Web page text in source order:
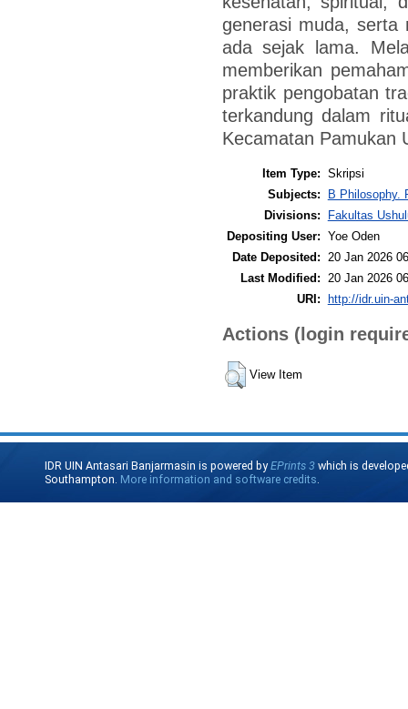
generasi muda, serta
ada sejak lama.
memberikan
praktik pengobatan
terkandung dalam
Kecamatan Pamukan
Item Type: Skripsi
Subjects:
B Philosophy.
Divisions:
Fakultas
Depositing User: Yoe Oden
Date Deposited:
20 Jan 2026
Last Modified:
20 Jan 2026
URI: http://idr.uin-
Actions (login
View Item
IDR UIN Antasari Banjarmasin is powered byEPrints 3 which is
Southampton. More information and software credits.